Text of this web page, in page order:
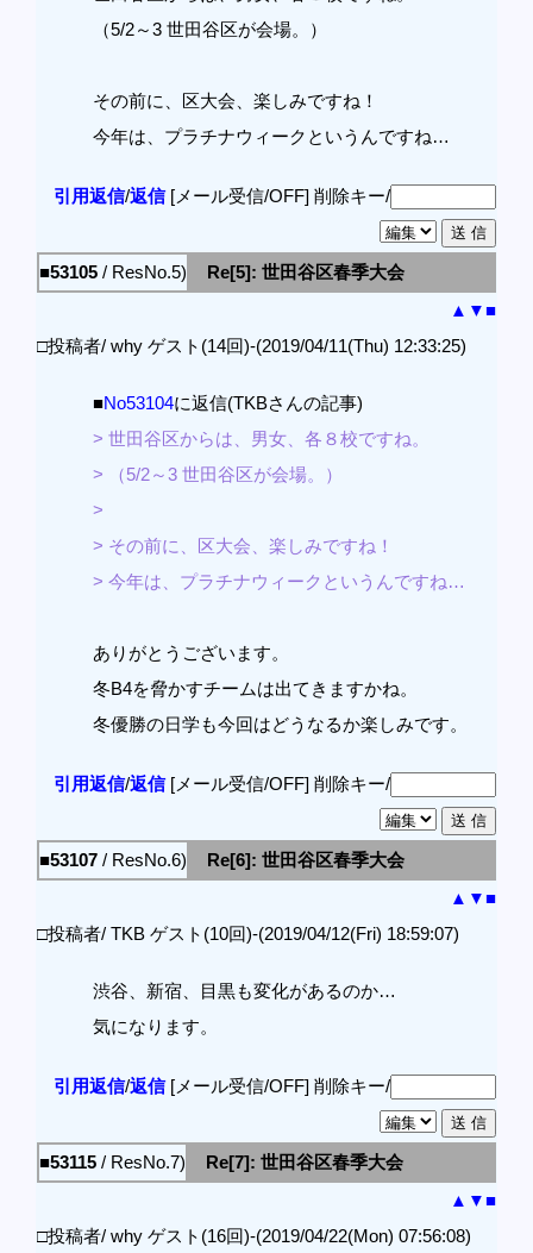
（5/2～3 世田谷区が会場。）
その前に、区大会、楽しみですね！
今年は、プラチナウィークというんですね…
引用返信/返信[メール受信/OFF] 削除キー/
■53105 / ResNo.5)
Re[5]: 世田谷区春季大会
▲ ▼■
□投稿者/ why ゲスト(14回)-(2019/04/11(Thu) 12:33:25)
■No53104に返信(TKBさんの記事)
> 世田谷区からは、男女、各８校ですね。
> （5/2～3 世田谷区が会場。）
>
> その前に、区大会、楽しみですね！
> 今年は、プラチナウィークというんですね…
ありがとうございます。
冬B4を脅かすチームは出てきますかね。
冬優勝の日学も今回はどうなるか楽しみです。
引用返信/返信[メール受信/OFF] 削除キー/
■53107 / ResNo.6)
Re[6]: 世田谷区春季大会
▲ ▼■
□投稿者/ TKB ゲスト(10回)-(2019/04/12(Fri) 18:59:07)
渋谷、新宿、目黒も変化があるのか…
気になります。
引用返信/返信[メール受信/OFF] 削除キー/
■53115 / ResNo.7)
Re[7]: 世田谷区春季大会
▲ ▼■
□投稿者/ why ゲスト(16回)-(2019/04/22(Mon) 07:56:08)